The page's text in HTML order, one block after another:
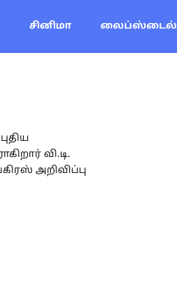
சினிமா லைப்ஸ்டைல்
வி.டி.
அறிவிப்பு